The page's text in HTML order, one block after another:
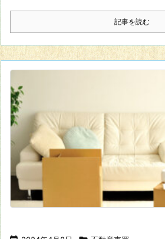
記事を読む